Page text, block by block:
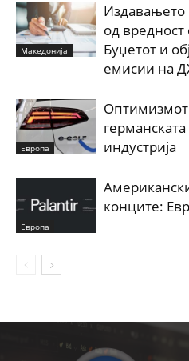
Македонија
Издавањето
од вредност
Буџетот и
емисии на
Европа
Оптимизмот
индустрија
Европа
конците: